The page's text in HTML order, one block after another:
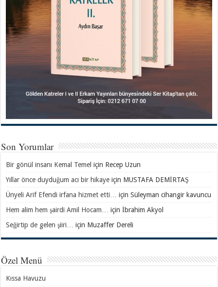
Son Yorumlar
Bir gönül insanı Kemal Temel için Recep Uzun
Yıllar önce duyduğum acı bir hikaye için MUSTAFA DEMİRTAŞ
Ünyeli Arif Efendi irfana hizmet etti…
içinSüleyman cihangir kavuncu
Hem alim hem şairdi Amil Hocam…
içinİbrahim Akyol
Seğirtip de gelen şiiri…
için Muzaffer Dereli
Özel Menü
Kıssa Havuzu